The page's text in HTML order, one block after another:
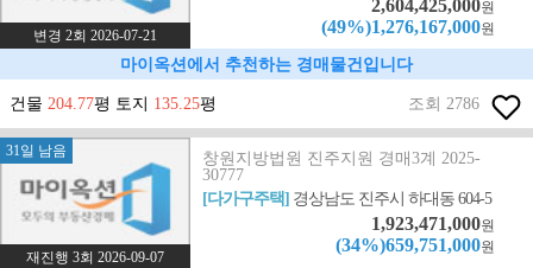
변경 2회 2026-07-21
2,604,425,000원
(49%)1,276,167,000원
마이옥션에서 추천하는 경매물건입니다
건물 204.77평 토지 135.25평 조회 2786
31일 남음
재진행 3회 2026-09-07
창원지방법원 진주지원 경매3계 2025-
30777
[다가구주택] 경상남도 진주시 하대동 604-5
1,923,471,000원
(34%)659,751,000원